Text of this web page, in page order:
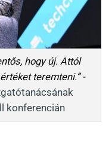
hogy új. Attól
lesz jelentős, hogy képes tartós értéket teremteni.” -
konferencián